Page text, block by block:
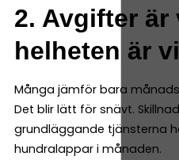
2. Avgifter är
helheten är
Många jämför bara
Det blir lätt för snävt.
grundläggande tjänsterna
hundralappar i månaden.